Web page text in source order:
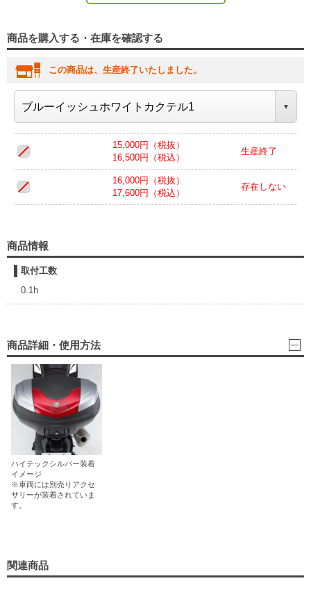
商品を購入する・在庫を確認する
この商品は、生産終了いたしました。
15,000円（税抜）
16,500円（税込）
生産終了
16,000円（税抜）
17,600円（税込）
存在しない
商品情報
取付工数
0.1h
商品詳細・使用方法
ハイテックシルバー装着
イメージ
※車両には別売りアクセ
サリーが装着されていま
す。
関連商品